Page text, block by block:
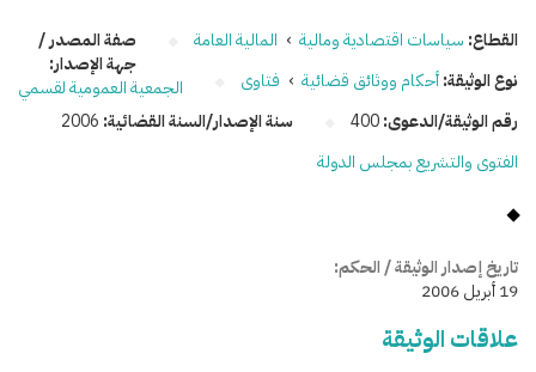
القطاع: سياسات اقتصادية ومالية › المالية العامة
نوع الوثيقة:أحكام ووثائق قضائية › فتاوى
رقم الوثيقة/الدعوى:400 سنة الإصدار/السنة القضائية: 2006
صفة المصدر /
جهة الإصدار:
الجمعية العمومية لقسمي
الفتوى والتشريع بمجلس الدولة
تاريخ إصدار الوثيقة / الحكم:
19 أبريل 2006
علاقات الوثيقة